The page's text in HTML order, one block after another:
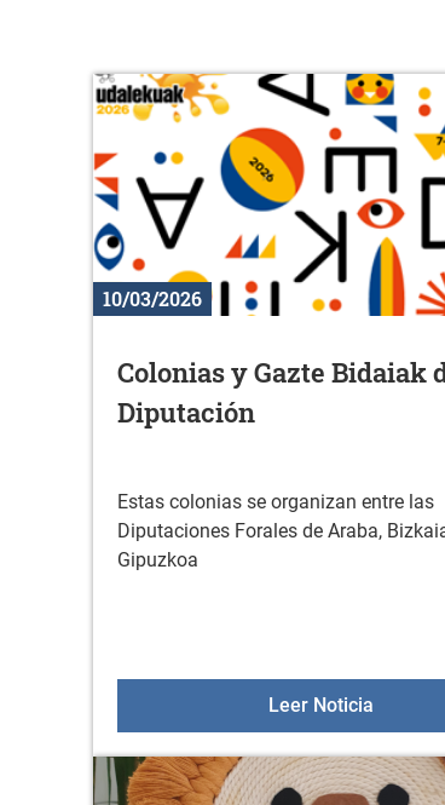
10/03/2026
Colonias y Gazte Bidaiak
Diputación
Estas colonias se organizan entre las
Diputaciones Forales de Araba,
Gipuzkoa
Leer Noticia